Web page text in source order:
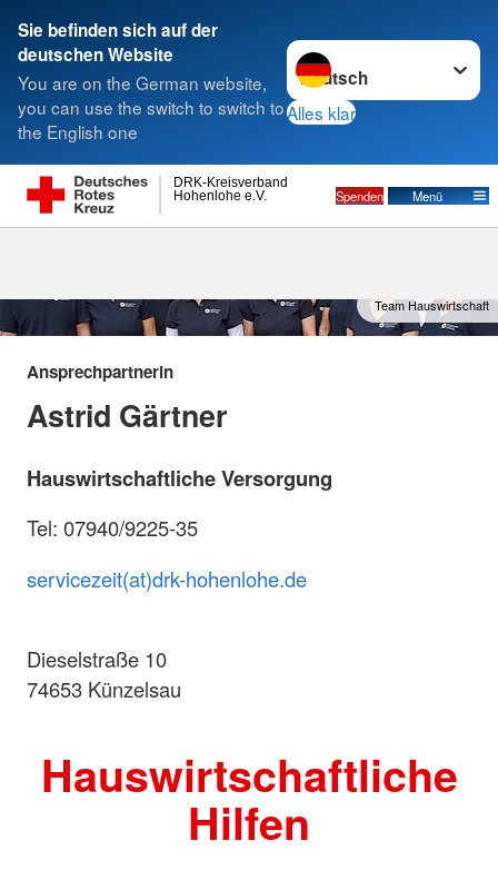
Sie befinden sich auf der
deutschen Website
You are on the German website,
you can use the switch to switch to
the English one
Sprache wechseln zu
Alles klar
Hohenlohe e.V.
DRK-Kreisverband
Spenden Menü
Suche
Hauswirtschaftliche Hilfen
Team Hauswirtschaft
Ansprechpartnerin
Astrid Gärtner
Hauswirtschaftliche Versorgung
Tel: 07940/9225-35
servicezeit(at)drk-hohenlohe.de
Dieselstraße 10
74653 Künzelsau
Hauswirtschaftliche
Hilfen